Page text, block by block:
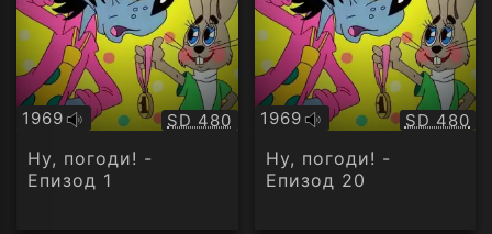
1969
Оригинално
аудио
Качество:
SD 480
Ну, погоди! -
Епизод 1
1969
Оригинално
аудио
SD 480
Ну, погоди! -
Епизод 20